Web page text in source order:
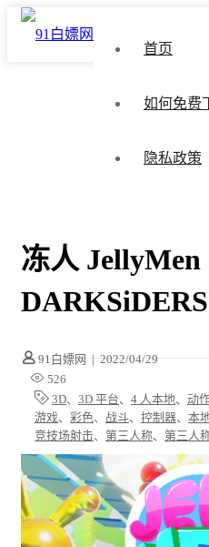
首页
如何免费
隐私政策
冻人 JellyMen
91白嫖网 | 2022/04/29
526
3D、 3D 平台、 4 人本地、 动
游戏、 彩色、 战斗、 控制器、 本
竞技场射击、 第三人称、 第三人